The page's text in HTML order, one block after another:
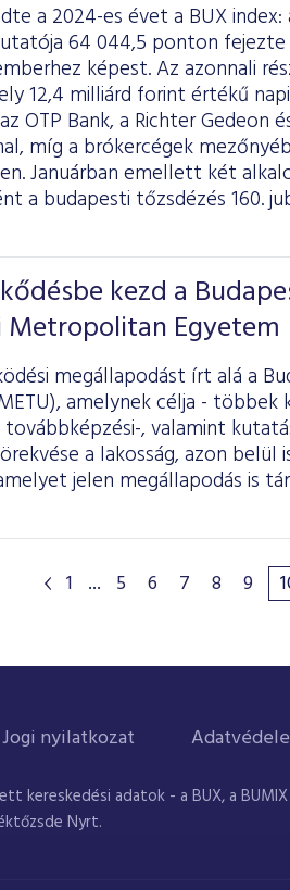
a 2024-es évet a BUX
64 044,5 ponton
képest. Az azonnali
12,4 milliárd forint értékű
OTP Bank, a Richter Gedeon
míg a brókercégek
Januárban emellett két
a budapesti tőzsdézés 160.
kezd a
Metropolitan Egyetem
megállapodást írt alá a
amelynek célja -
továbbképzési-, valamint
a lakosság, azon
jelen megállapodás is
1 ... 5 6 7 8 9
Jogi nyilatkozat
kereskedési adatok - a BUX, a
Nyrt.